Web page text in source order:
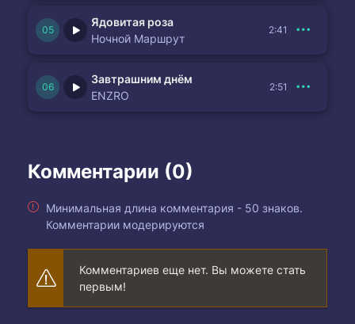
Але це не про нас
Відпусти бо знаєш
Що я не для тебе
Відпусти мене
Знаєш все мине
Ядовитая роза
Ночной Маршрут
2:41
Завтрашним днём
ENZRO
2:51
Комментарии (0)
Минимальная длина комментария - 50 знаков.
Комментарии модерируются
Комментариев еще нет. Вы можете стать
первым!